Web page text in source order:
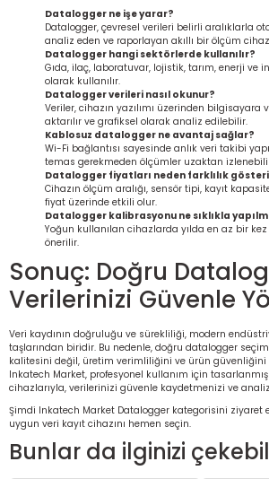
Datalogger ne işe yarar?
Datalogger, çevresel verileri belirli aralıklarla
analiz eden ve raporlayan akıllı bir ölçüm
Datalogger hangi sektörlerde kullanılır?
Gıda, ilaç, laboratuvar, lojistik, tarım, enerji ve
olarak kullanılır.
Datalogger verileri nasıl okunur?
Veriler, cihazın yazılımı üzerinden
aktarılır ve grafiksel olarak analiz edilebilir.
Kablosuz datalogger ne avantaj sağlar?
Wi-Fi bağlantısı sayesinde anlık veri takibi
temas gerekmeden ölçümler uzaktan
Datalogger fiyatları neden farklılık
Cihazın ölçüm aralığı, sensör tipi, kayıt
fiyat üzerinde etkili olur.
Datalogger kalibrasyonu ne sıklıkla
Yoğun kullanılan cihazlarda yılda en az bir
önerilir.
Sonuç: Doğru
Verilerinizi Güvenle
Veri kaydının doğruluğu ve sürekliliği, modern
taşlarından biridir. Bu nedenle, doğru datalogger
kalitesini değil, üretim verimliliğini ve ürün güvenliğini
Inkatech Market, profesyonel kullanım için
cihazlarıyla, verilerinizi güvenle kaydetmenizi ve
Şimdi Inkatech Market Datalogger kategorisini ziyaret
uygun veri kayıt cihazını hemen seçin.
Bunlar da ilginizi